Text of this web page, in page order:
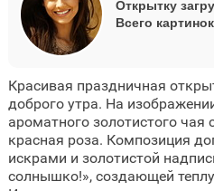
Открытку
Всего
Красивая праздничная
доброго утра. На
ароматного золотистого
красная роза. Композиция
искрами и золотистой
солнышко!», создающей